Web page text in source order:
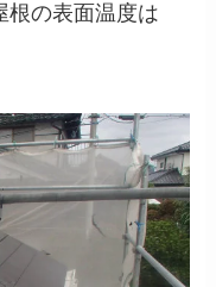
根の表面温度は